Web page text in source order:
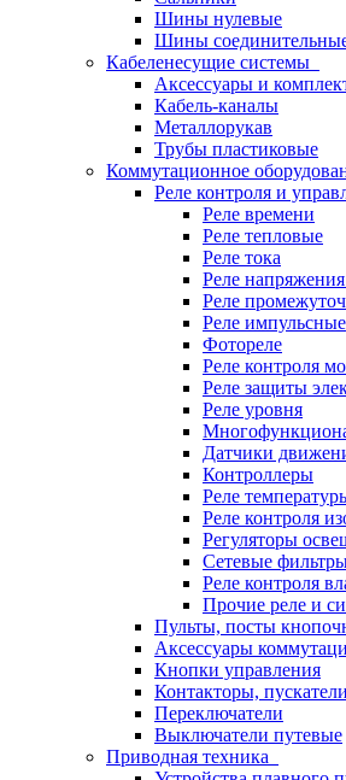
Шины нулевые
Шины
Кабеленесущие системы
Аксессуары и
Кабель-каналы
Металлорукав
Трубы пластиковые
Коммутационное
Реле контроля и
Реле времени
Реле тепловые
Реле тока
Реле
Реле
Реле импульсные
Фотореле
Реле контроля
Реле защиты
Реле уровня
Датчики
Контроллеры
Реле
Реле контроля
Регуляторы
Сетевые
Реле контроля
Прочие реле и
Пульты, посты
Аксессуары
Кнопки управления
Контакторы, пускатели
Переключатели
Выключатели путевые
Приводная техника